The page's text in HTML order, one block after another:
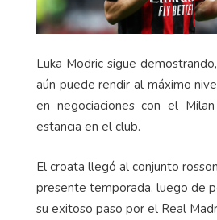
Luka Modric sigue
aún puede rendir al máximo
en negociaciones con el
estancia en el club.
El croata llegó al conjunto
presente temporada, luego de
su exitoso paso por el Real